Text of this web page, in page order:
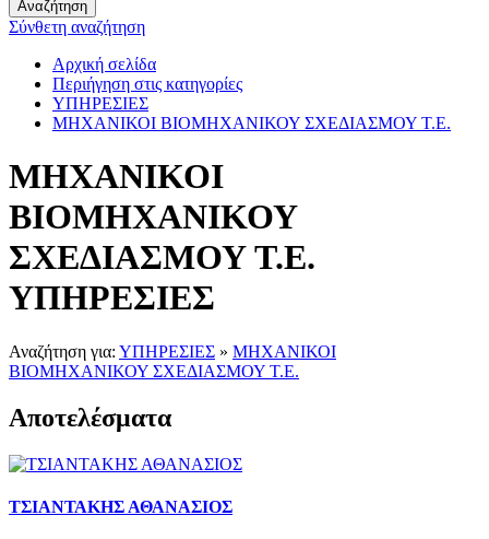
Αναζήτηση
Σύνθετη αναζήτηση
Αρχική σελίδα
Περιήγηση στις κατηγορίες
ΥΠΗΡΕΣΙΕΣ
ΜΗΧΑΝΙΚΟΙ ΒΙΟΜΗΧΑΝΙΚΟΥ ΣΧΕΔΙΑΣΜΟΥ Τ.Ε.
ΜΗΧΑΝΙΚΟΙ
ΒΙΟΜΗΧΑΝΙΚΟΥ
ΣΧΕΔΙΑΣΜΟΥ Τ.Ε.
ΥΠΗΡΕΣΙΕΣ
Αναζήτηση για: ΥΠΗΡΕΣΙΕΣ » ΜΗΧΑΝΙΚΟΙ
ΒΙΟΜΗΧΑΝΙΚΟΥ ΣΧΕΔΙΑΣΜΟΥ Τ.Ε.
Αποτελέσματα
ΤΣΙΑΝΤΑΚΗΣ ΑΘΑΝΑΣΙΟΣ